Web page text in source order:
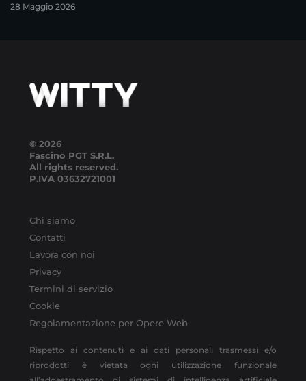
28 Maggio 2026
© 2026
Fascino PGT S.R.L.
All rights reserved.
P.IVA 03632721001
Chi siamo
Contatti
Lavora con noi
Privacy
Termini di servizio
Cookie
Regolamentazione per Opere Web
Rispetto ai contenuti e ai dati personali trasmessi e/o
riprodotti è vietata ogni utilizzazione funzionale